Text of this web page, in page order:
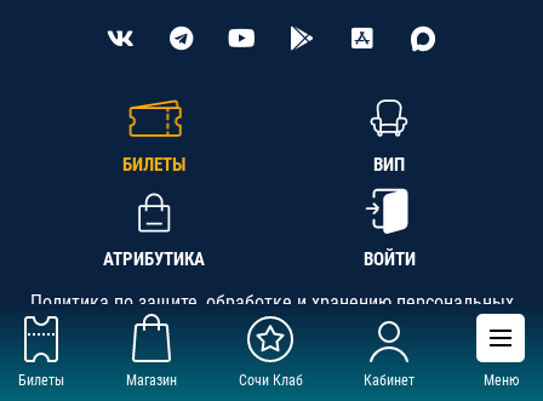
Билеты Магазин Сочи Клаб Кабинет Меню
БИЛЕТЫ ВИП
АТРИБУТИКА ВОЙТИ
Политика по защите, обработке и хранению персональных
данных
АНО «СК «Кубань-Регион», ОГРН 1142300002349,